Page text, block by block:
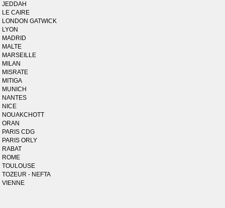
JEDDAH
LE CAIRE
LONDON GATWICK
LYON
MADRID
MALTE
MARSEILLE
MILAN
MISRATE
MITIGA
MUNICH
NANTES
NICE
NOUAKCHOTT
ORAN
PARIS CDG
PARIS ORLY
RABAT
ROME
TOULOUSE
TOZEUR - NEFTA
VIENNE